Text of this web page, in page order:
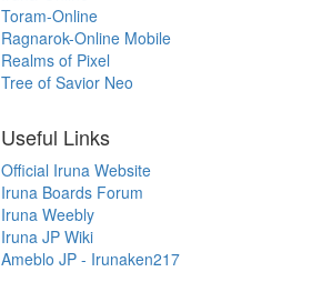
Toram-Online
Ragnarok-Online Mobile
Realms of Pixel
Tree of Savior Neo
Useful Links
Official Iruna Website
Iruna Boards Forum
Iruna Weebly
Iruna JP Wiki
Ameblo JP - Irunaken217